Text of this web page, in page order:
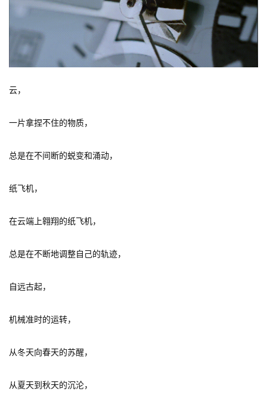
云，
一片拿捏不住的物质，
总是在不间断的蜕变和涌动，
纸飞机，
在云端上翱翔的纸飞机，
总是在不断地调整自己的轨迹，
自远古起，
机械准时的运转，
从冬天向春天的苏醒，
从夏天到秋天的沉沦，